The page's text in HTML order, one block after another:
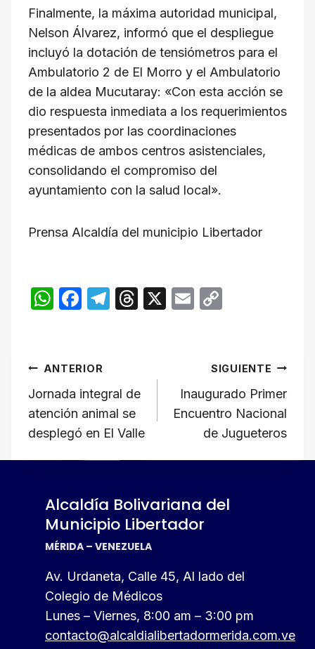
Finalmente, la máxima autoridad municipal,
Nelson Álvarez, informó que el despliegue
incluyó la dotación de tensiómetros para el
Ambulatorio 2 de El Morro y el Ambulatorio
de la aldea Mucutaray: «Con esta acción se
dio respuesta inmediata a los requerimientos
presentados por las coordinaciones
médicas de ambos centros asistenciales,
consolidando el compromiso del
ayuntamiento con la salud local».
Prensa Alcaldía del municipio Libertador
W
s
A
p
p
F
e
b
o
o
k
T
a
m
T
d
X
E
y
Li
n
k
Navegación
de
entradas
ANTERIOR
Jornada integral de
atención animal se
desplegó en El Valle
SIGUIENTE
Inaugurado Primer
Encuentro Nacional
de Jugueteros
Alcaldía Bolivariana del
Municipio Libertador
MÉRIDA – VENEZUELA
Av. Urdaneta, Calle 45, Al lado del
Colegio de Médicos
Lunes – Viernes, 8:00 am – 3:00 pm
contacto@alcaldialibertadormerida.com.ve